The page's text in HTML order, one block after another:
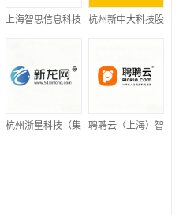
上海智思信息科技 杭州新中大科技股
杭州浙星科技（集 聘聘云（上海）智